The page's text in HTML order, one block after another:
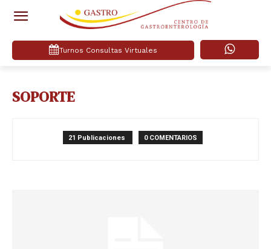
Turnos Consultas Virtuales
SOPORTE
21 Publicaciones 0 COMENTARIOS